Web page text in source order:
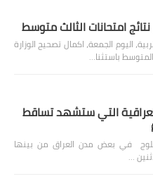
نتائج امتحانات الثالث متوسط
اليوم الجمعة، اكمال تصحيح الوزارة
المتوسط باستثنا…
التي ستشهد تساقط
في بعض مدن العراق من بينها